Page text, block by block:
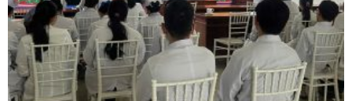
Sinh hoạt chuyên môn: Cập nhật chẩn đoán, điều trị, dự phòng bệnh
não mô cầu và Chia sẻ thực hành từ Phòng Tiêm chủng Bệnh viện Quân
Dân Y Miền Đông
15/01/2026